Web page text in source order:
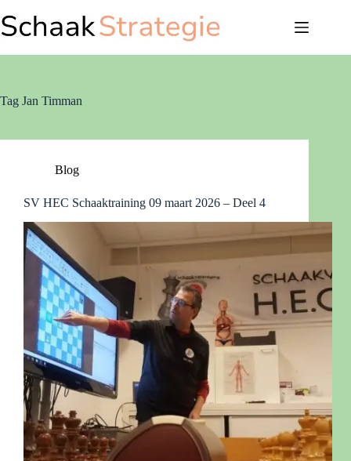
naar
de
Tag Jan Timman
Blog
SV HEC Schaaktraining 09 maart 2026 – Deel 4